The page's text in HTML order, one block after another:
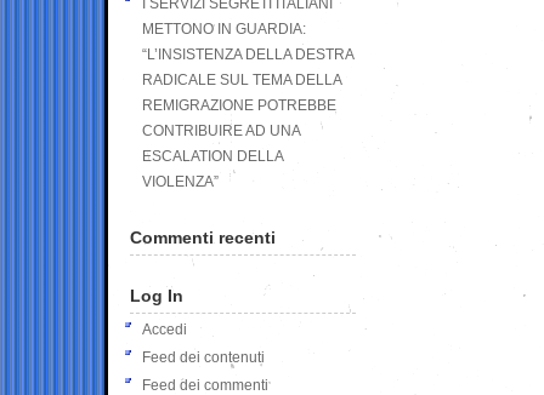
I SERVIZI SEGRETI ITALIANI
METTONO IN GUARDIA:
“L’INSISTENZA DELLA DESTRA
RADICALE SUL TEMA DELLA
REMIGRAZIONE POTREBBE
CONTRIBUIRE AD UNA
ESCALATION DELLA
VIOLENZA”
Commenti recenti
Log In
Accedi
Feed dei contenuti
Feed dei commenti